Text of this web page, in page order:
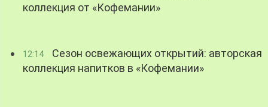
коллекция от «Кофемании»
12:14
Сезон освежающих открытий: авторская
коллекция напитков в «Кофемании»